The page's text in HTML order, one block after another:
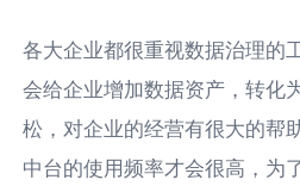
各大企业都很重视数据治理的
会给企业增加数据资产，转化
松，对企业的经营有很大的帮
中台的使用频率才会很高，为